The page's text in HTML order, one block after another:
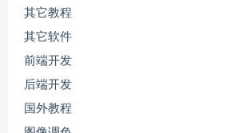
其它教程
其它软件
前端开发
后端开发
国外教程